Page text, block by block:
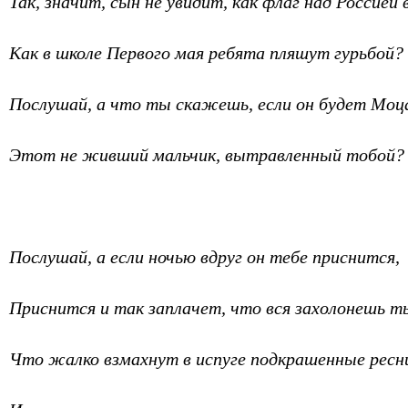
Как в школе Первого мая ребята пляшут гурьбой?
Послушай, а что ты скажешь, если он будет
Этот не живший мальчик, вытравленный тобой?
Послушай, а если ночью вдруг он тебе приснится,
Приснится и так заплачет, что вся захолонешь
Что жалко взмахнут в испуге подкрашенные